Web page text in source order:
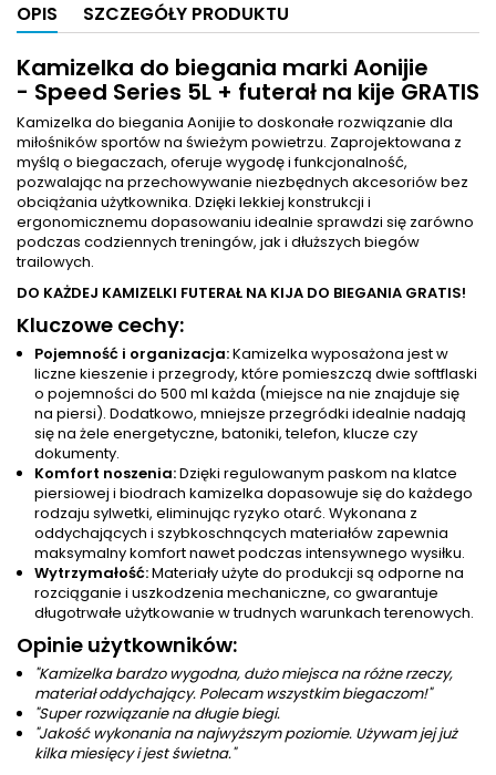
OPIS SZCZEGÓŁY PRODUKTU
Kamizelka do biegania marki Aonijie
- Speed Series 5L + futerał na kije GRATIS
Kamizelka do biegania Aonijie to doskonałe rozwiązanie dla
miłośników sportów na świeżym powietrzu. Zaprojektowana z
myślą o biegaczach, oferuje wygodę i funkcjonalność,
pozwalając na przechowywanie niezbędnych akcesoriów bez
obciążania użytkownika. Dzięki lekkiej konstrukcji i
ergonomicznemu dopasowaniu idealnie sprawdzi się zarówno
podczas codziennych treningów, jak i dłuższych biegów
trailowych.
DO KAŻDEJ KAMIZELKI FUTERAŁ NA KIJA DO BIEGANIA GRATIS!
Kluczowe cechy:
Pojemność i organizacja:Kamizelka wyposażona jest w
liczne kieszenie i przegrody, które pomieszczą dwie softflaski
o pojemności do 500 ml każda (miejsce na nie znajduje się
na piersi). Dodatkowo, mniejsze przegródki idealnie nadają
się na żele energetyczne, batoniki, telefon, klucze czy
dokumenty.
Komfort noszenia:Dzięki regulowanym paskom na klatce
piersiowej i biodrach kamizelka dopasowuje się do każdego
rodzaju sylwetki, eliminując ryzyko otarć. Wykonana z
oddychających i szybkoschnących materiałów zapewnia
maksymalny komfort nawet podczas intensywnego wysiłku.
Wytrzymałość:Materiały użyte do produkcji są odporne na
rozciąganie i uszkodzenia mechaniczne, co gwarantuje
długotrwałe użytkowanie w trudnych warunkach terenowych.
Opinie użytkowników:
"Kamizelka bardzo wygodna, dużo miejsca na różne rzeczy,
materiał oddychający. Polecam wszystkim biegaczom!"
"Super rozwiązanie na długie biegi.
"Jakość wykonania na najwyższym poziomie. Używam jej już
kilka miesięcy i jest świetna."